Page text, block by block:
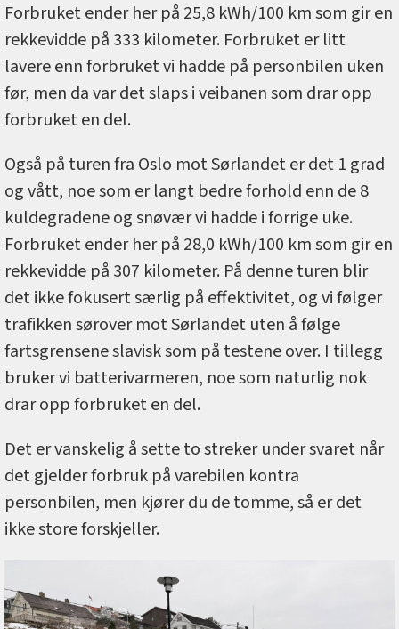
Forbruket ender her på 25,8 kWh/100 km som gir en
rekkevidde på 333 kilometer. Forbruket er litt
lavere enn forbruket vi hadde på personbilen uken
før, men da var det slaps i veibanen som drar opp
forbruket en del.
Også på turen fra Oslo mot Sørlandet er det 1 grad
og vått, noe som er langt bedre forhold enn de 8
kuldegradene og snøvær vi hadde i forrige uke.
Forbruket ender her på 28,0 kWh/100 km som gir en
rekkevidde på 307 kilometer. På denne turen blir
det ikke fokusert særlig på effektivitet, og vi følger
trafikken sørover mot Sørlandet uten å følge
fartsgrensene slavisk som på testene over. I tillegg
bruker vi batterivarmeren, noe som naturlig nok
drar opp forbruket en del.
Det er vanskelig å sette to streker under svaret når
det gjelder forbruk på varebilen kontra
personbilen, men kjører du de tomme, så er det
ikke store forskjeller.